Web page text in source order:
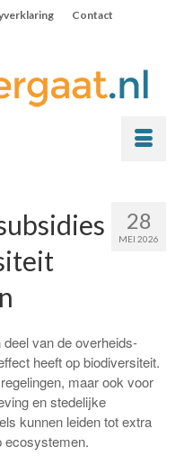
Contact
28
MEI 2026
deel van de overheids­
heeft op biodiversiteit.
maar ook voor
en stedelijke
kunnen leiden tot extra
ecosystemen.